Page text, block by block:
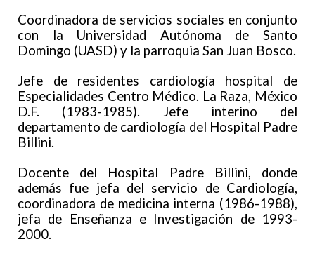
Coordinadora de servicios sociales en conjunto
con la Universidad Autónoma de Santo
Domingo (UASD) y la parroquia San Juan Bosco.
Jefe de residentes cardiología hospital de
Especialidades Centro Médico. La Raza, México
D.F. (1983-1985). Jefe interino del
departamento de cardiología del Hospital Padre
Billini.
Docente del Hospital Padre Billini, donde
además fue jefa del servicio de Cardiología,
coordinadora de medicina interna (1986-1988),
jefa de Enseñanza e Investigación de 1993-
2000.